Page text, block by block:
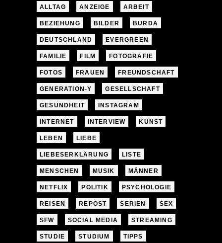
ALLTAG ANZEIGE ARBEIT
BEZIEHUNG BILDER BURDA
DEUTSCHLAND EVERGREEN
FAMILIE FILM FOTOGRAFIE
FOTOS FRAUEN FREUNDSCHAFT
GENERATION-Y GESELLSCHAFT
GESUNDHEIT INSTAGRAM
INTERNET INTERVIEW KUNST
LEBEN LIEBE
LIEBESERKLÄRUNG LISTE
MENSCHEN MUSIK MÄNNER
NETFLIX POLITIK PSYCHOLOGIE
REISEN REPOST SERIEN SEX
SFW SOCIAL MEDIA STREAMING
STUDIE STUDIUM TIPPS